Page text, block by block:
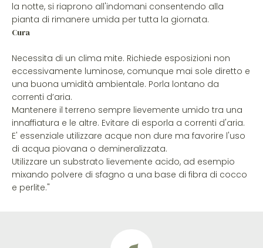
la notte, si riaprono all'indomani consentendo alla
pianta di rimanere umida per tutta la giornata.
Cura
Necessita di un clima mite. Richiede esposizioni non
eccessivamente luminose, comunque mai sole diretto e
una buona umidità ambientale. Porla lontano da
correnti d’aria.
Mantenere il terreno sempre lievemente umido tra una
innaffiatura e le altre. Evitare di esporla a correnti d'aria.
E' essenziale utilizzare acque non dure ma favorire l'uso
di acqua piovana o demineralizzata.
Utilizzare un substrato lievemente acido, ad esempio
mixando polvere di sfagno a una base di fibra di cocco
e perlite."